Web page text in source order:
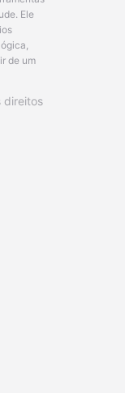
Ele
de um
direitos